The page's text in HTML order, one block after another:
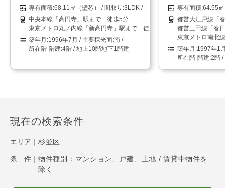
68.11㎡（壁芯）
3LDK
中央本線「高円寺」駅まで 徒歩5分
東京メトロ丸ノ内線「新高円寺」駅まで 徒歩8分
1996年7月
南
4階 / 地上10階地下1階建
64.55
都営大江戸線「
都営三田線「春
東京メトロ南北
1997年1
2階 /
現在の検索条件
エリア｜ 杉並区
条 件｜ 物件種別：マンション、戸建、土地 / 賃貸中物件を
除く